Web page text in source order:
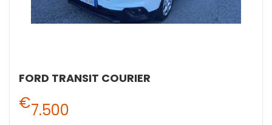
FORD TRANSIT COURIER
€7.500